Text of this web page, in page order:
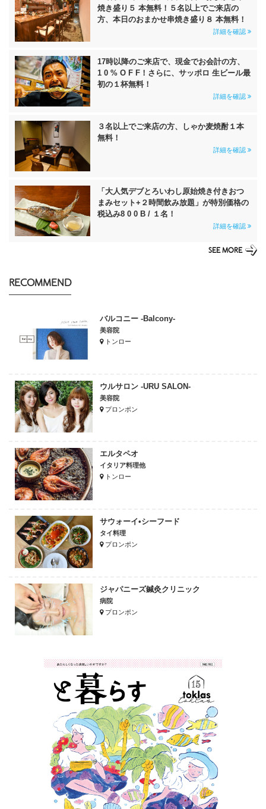
焼き盛り５ 本無料！５名以上でご来店の
方、本日のおまかせ串焼き盛り８ 本無料！
詳細を確認
17時以降のご来店で、現金でお会計の方、
1 0 % O F F！さらに、サッポロ 生ビール最
初の１杯無料！
詳細を確認
３名以上でご来店の方、しゃか麦焼酎１本
無料！
詳細を確認
「大人気デブとろいわし原始焼き付きおつ
まみセット+２時間飲み放題」が特別価格の
税込み8 0 0 B / １名！
詳細を確認
SEE MORE
RECOMMEND
バルコニー -Balcony-
美容院
トンロー
ウルサロン -URU SALON-
美容院
プロンポン
エルタペオ
イタリア料理他
トンロー
サウォーイ•シーフード
タイ料理
プロンポン
ジャパニーズ鍼灸クリニック
病院
プロンポン